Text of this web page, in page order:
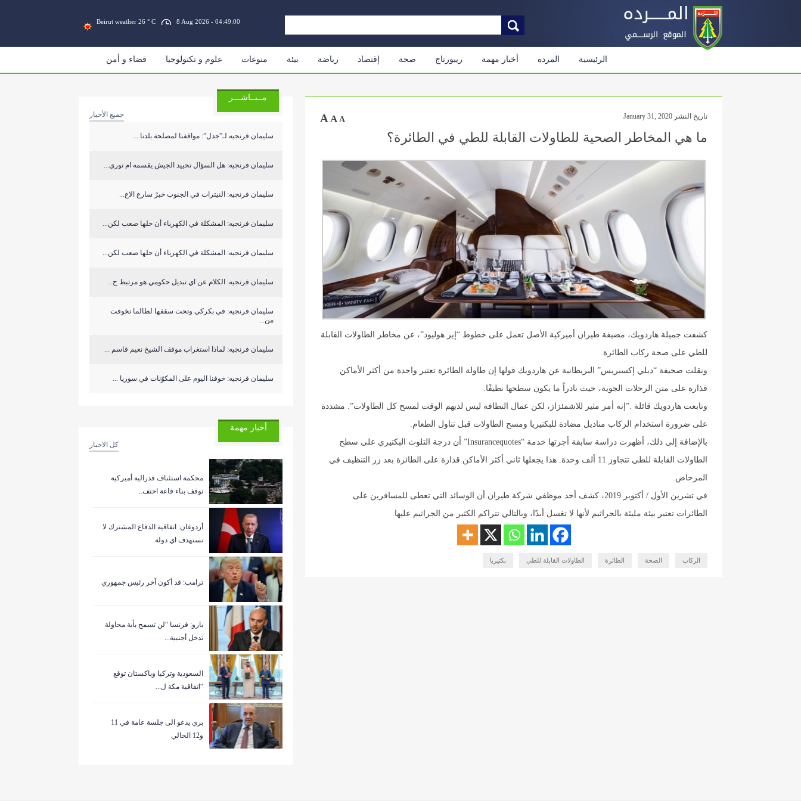
Beirut weather 26 ° C 8 Aug 2026 - 04:49:00
الرئيسية المرده أخبار مهمة ريبورتاج صحة إقتصاد رياضة بيئة منوعات علوم و تكنولوجيا قضاء و أمن
تاريخ النشر January 31, 2020 A A A
ما هي المخاطر الصحية للطاولات القابلة للطي في الطائرة؟
كشفت جميلة هاردويك، مضيفة طيران أميركية الأصل تعمل على خطوط “إير هوليود”، عن مخاطر الطاولات القابلة
للطي على صحة ركاب الطائرة.
ونقلت صحيفة “ديلي إكسبريس” البريطانية عن هاردويك قولها إن طاولة الطائرة تعتبر واحدة من أكثر الأماكن
قذارة على متن الرحلات الجوية، حيث نادراً ما يكون سطحها نظيفًا.
وتابعت هاردويك قائلة :”إنه أمر مثير للاشمئزاز، لكن عمال النظافة ليس لديهم الوقت لمسح كل الطاولات”. مشددة
على ضرورة استخدام الركاب مناديل مضادة للبكتيريا ومسح الطاولات قبل تناول الطعام.
بالإضافة إلى ذلك، أظهرت دراسة سابقة أجرتها خدمة “Insurancequotes” أن درجة التلوث البكتيري على سطح
الطاولات القابلة للطي تتجاوز 11 ألف وحدة. هذا يجعلها ثاني أكثر الأماكن قذارة على الطائرة بعد زر التنظيف في
المرحاض.
في تشرين الأول / أكتوبر 2019، كشف أحد موظفي شركة طيران أن الوسائد التي تعطى للمسافرين على
الطائرات تعتبر بيئة مليئة بالجراثيم لأنها لا تغسل أبدًا، وبالتالي تتراكم الكثير من الجراثيم عليها.
الركاب الصحة الطائرة الطاولات القابلة للطي بكتيريا
مــبــاشـــر
جميع الأخبار
سليمان فرنجيه لـ”جدل”: مواقفنا لمصلحة بلدنا ...
سليمان فرنجيه: هل السؤال تحييد الجيش يقسمه ام توري...
سليمان فرنجيه: النيترات في الجنوب خبرٌ سارع الاع...
سليمان فرنجيه: المشكلة في الكهرباء أن حلها صعب لكن...
سليمان فرنجيه: المشكلة في الكهرباء أن حلها صعب لكن...
سليمان فرنجيه: الكلام عن اي تبديل حكومي هو مرتبط ح...
سليمان فرنجيه: في بكركي وتحت سقفها لطالما تخوفت
من...
سليمان فرنجيه: لماذا استغراب موقف الشيخ نعيم قاسم ...
سليمان فرنجيه: خوفنا اليوم على المكوّنات في سوريا ...
أخبار مهمة
كل الاخبار
‏محكمة استئناف فدرالية أميركية
توقف بناء قاعة احتف...
أردوغان: اتفاقية الدفاع المشترك لا
تستهدف اي دولة
ترامب: قد أكون آخر رئيس جمهوري
بارو: فرنسا “لن تسمح بأية محاولة
تدخل أجنبية...
السعودية وتركيا وباكستان توقع
“اتفاقية مكة ل...
بري يدعو الى جلسة عامة في 11
و12 الحالي